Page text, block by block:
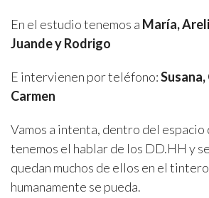
En el estudio tenemos a María,
Juande y Rodrigo
E intervienen por teléfono:
Carmen
Vamos a intenta, dentro del espacio
tenemos el hablar de los DD.HH y
quedan muchos de ellos en el
humanamente se pueda.